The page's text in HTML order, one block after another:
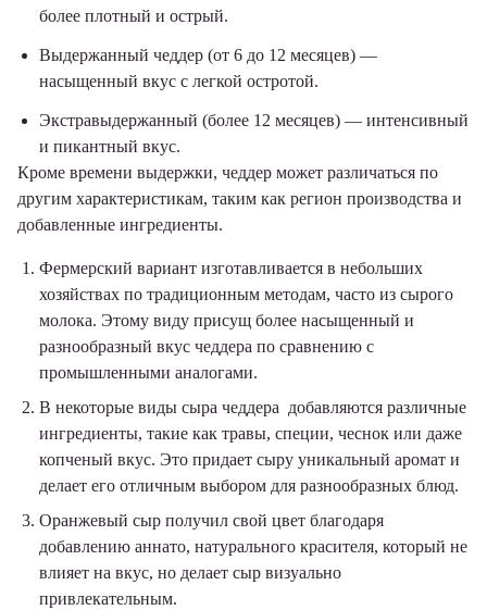
более плотный и острый.
Выдержанный чеддер (от 6 до 12 месяцев) —
насыщенный вкус с легкой остротой.
Экстравыдержанный (более 12 месяцев) — интенсивный
и пикантный вкус.
Кроме времени выдержки, чеддер может различаться по
другим характеристикам, таким как регион производства и
добавленные ингредиенты.
Фермерский вариант изготавливается в небольших
хозяйствах по традиционным методам, часто из сырого
молока. Этому виду присущ более насыщенный и
разнообразный вкус чеддера по сравнению с
промышленными аналогами.
В некоторые виды сыра чеддера добавляются различные
ингредиенты, такие как травы, специи, чеснок или даже
копченый вкус. Это придает сыру уникальный аромат и
делает его отличным выбором для разнообразных блюд.
Оранжевый сыр получил свой цвет благодаря
добавлению аннато, натурального красителя, который не
влияет на вкус, но делает сыр визуально
привлекательным.